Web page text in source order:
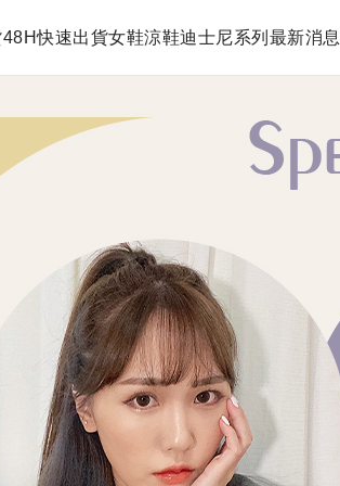
快速出貨女鞋涼鞋迪士尼系列 最新消息